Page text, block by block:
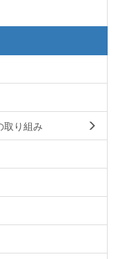
取り組み